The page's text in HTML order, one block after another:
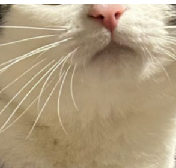
ス
敷
スタッフブログ
ひのきちゃん
会社概要
スタッフ紹介
お客様ご紹介
個人情報保護